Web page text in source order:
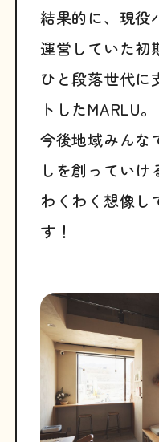
結果的に、現役
運営していた初
ひと段落世代に
トしたMARLU。
今後地域みんな
しを創っていけ
わくわく想像し
す！